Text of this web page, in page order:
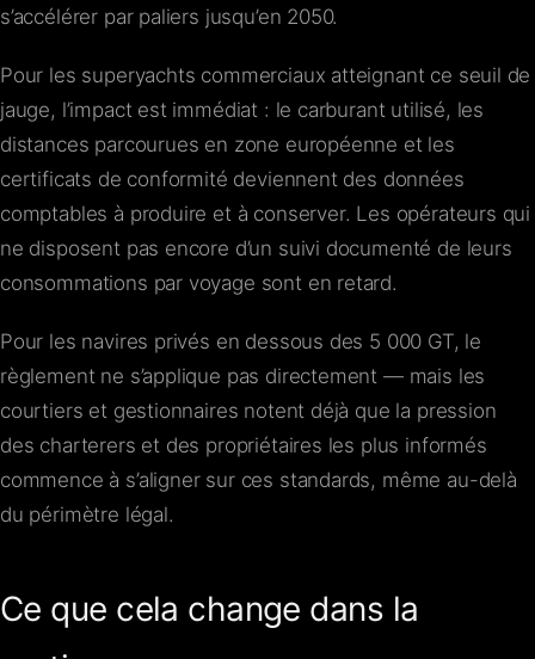
s’accélérer par paliers jusqu’en 2050.
Pour les superyachts commerciaux atteignant ce seuil de
jauge, l’impact est immédiat : le carburant utilisé, les
distances parcourues en zone européenne et les
certificats de conformité deviennent des données
comptables à produire et à conserver. Les opérateurs qui
ne disposent pas encore d’un suivi documenté de leurs
consommations par voyage sont en retard.
Pour les navires privés en dessous des 5 000 GT, le
règlement ne s’applique pas directement — mais les
courtiers et gestionnaires notent déjà que la pression
des charterers et des propriétaires les plus informés
commence à s’aligner sur ces standards, même au-delà
du périmètre légal.
Ce que cela change dans la